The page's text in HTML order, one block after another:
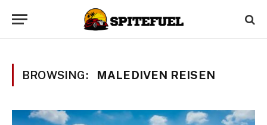
BROWSING: MALEDIVEN REISEN